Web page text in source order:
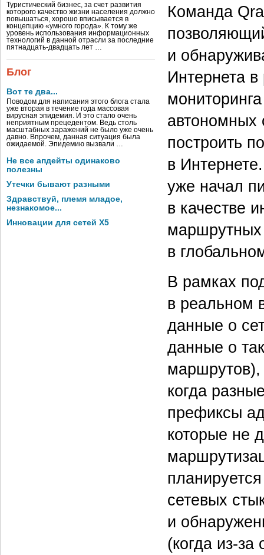
Туристический бизнес, за счет развития
которого качество жизни населения должно
повышаться, хорошо вписывается в
концепцию «умного города». К тому же
уровень использования информационных
технологий в данной отрасли за последние
пятнадцать-двадцать лет …
Блог
Вот те два...
Поводом для написания этого блога стала
уже вторая в течение года массовая
вирусная эпидемия. И это стало очень
неприятным прецедентом. Ведь столь
масштабных заражений не было уже очень
давно. Впрочем, данная ситуация была
ожидаемой. Эпидемию вызвали …
Не все апдейты одинаково
полезны
Утечки бывают разными
Здравствуй, племя младое,
незнакомое...
Инновации для сетей X5
Команда
и
Интернета
автономных
построить
в
уже начал
в качестве
маршрутных
в
В рамках
в реальном
данные о
данные о
когда
префиксы
которые не
сетевых
и
(когда из-